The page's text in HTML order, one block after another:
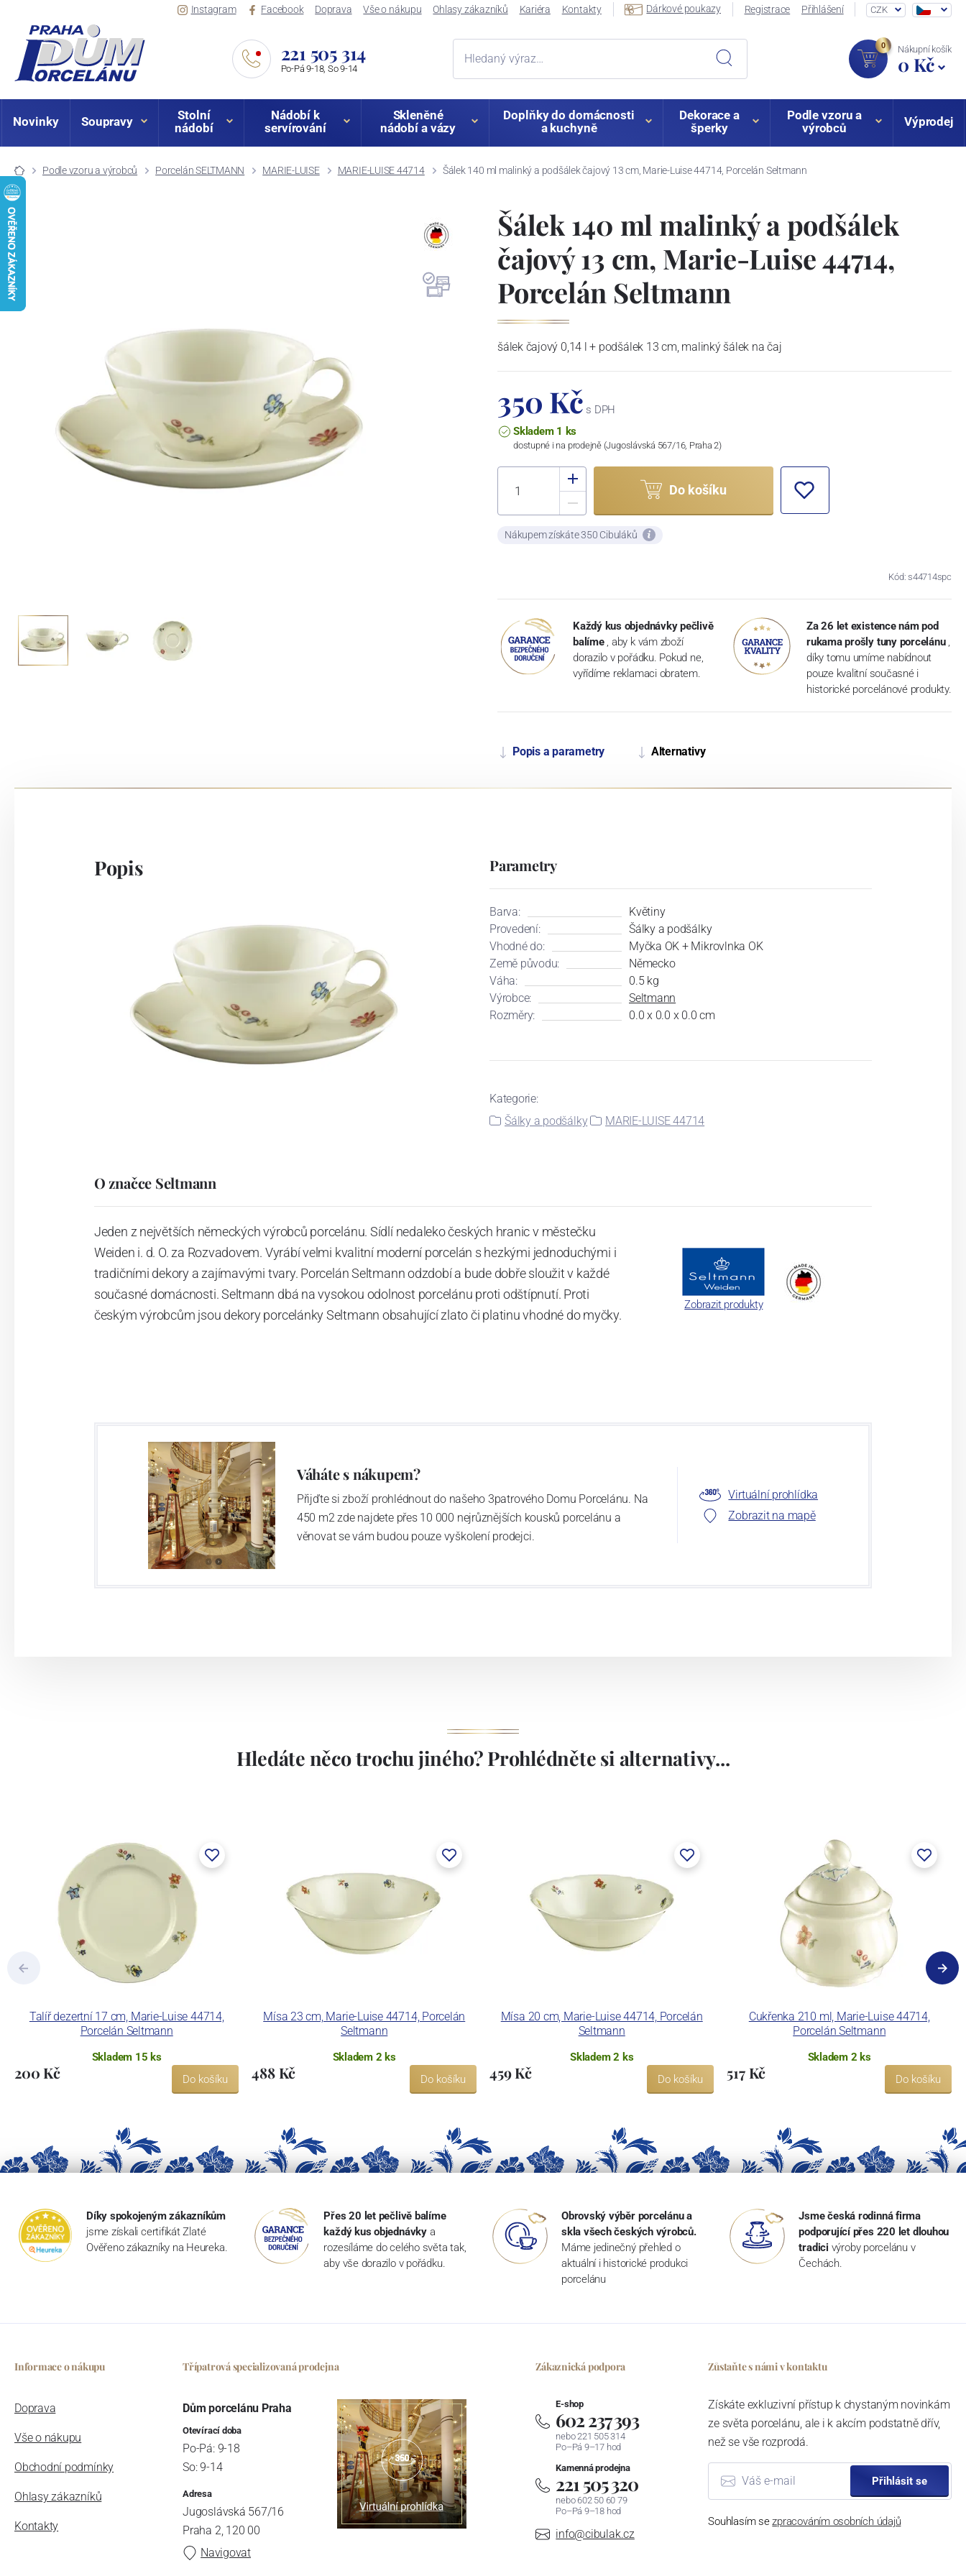
Instagram Facebook Doprava Vše o nákupu Ohlasy zákazníků Kariéra Kontakty Dárkové poukazy Registrace Přihlášení CZK
221 505 314
Po-Pá 9-18, So 9-14
0 Nákupní košík
0 Kč
Novinky Soupravy
Stolní
nádobí
Nádobí k
servírování
Skleněné
nádobí a vázy
Doplňky do domácnosti
a kuchyně
Dekorace a
šperky
Podle vzoru a
výrobců
Výprodej
Podle vzoru a výrobců Porcelán SELTMANN MARIE-LUISE MARIE-LUISE 44714 Šálek 140 ml malinký a podšálek čajový 13 cm, Marie-Luise 44714, Porcelán Seltmann
Šálek 140 ml malinký a podšálek
čajový 13 cm, Marie-Luise 44714,
Porcelán Seltmann
šálek čajový 0,14 l + podšálek 13 cm, malinký šálek na čaj
350 Kč s DPH
Skladem 1 ks
dostupné i na prodejně (Jugoslávská 567/16, Praha 2)
Do košíku
Nákupem získáte 350 Cibuláků
Kód: s44714spc
Každý kus objednávky pečlivě
balíme , aby k vám zboží
dorazilo v pořádku. Pokud ne,
vyřídíme reklamaci obratem.
Za 26 let existence nám pod
rukama prošly tuny porcelánu ,
díky tomu umíme nabídnout
pouze kvalitní současné i
historické porcelánové produkty.
Popis a parametry Alternativy
Popis Parametry
Barva:
Květiny
Provedení:
Šálky a podšálky
Vhodné do:
Myčka OK + Mikrovlnka OK
Země původu:
Německo
Váha:
0.5 kg
Výrobce:
Seltmann
Rozměry:
0.0 x 0.0 x 0.0 cm
Kategorie:
Šálky a podšálky
MARIE-LUISE 44714
O značce Seltmann
Jeden z největších německých výrobců porcelánu. Sídlí nedaleko českých hranic v městečku
Weiden i. d. O. za Rozvadovem. Vyrábí velmi kvalitní moderní porcelán s hezkými jednoduchými i
tradičními dekory a zajímavými tvary. Porcelán Seltmann odzdobí a bude dobře sloužit v každé
současné domácnosti. Seltmann dbá na vysokou odolnost porcelánu proti odštípnutí. Proti
českým výrobcům jsou dekory porcelánky Seltmann obsahující zlato či platinu vhodné do myčky.
Zobrazit produkty
Váháte s nákupem?
Přijďte si zboží prohlédnout do našeho 3patrového Domu Porcelánu. Na
450 m2 zde najdete přes 10 000 nejrůznějších kousků porcelánu a
věnovat se vám budou pouze vyškolení prodejci.
Virtuální prohlídka
Zobrazit na mapě
Hledáte něco trochu jiného? Prohlédněte si alternativy...
Talíř dezertní 17 cm, Marie-Luise 44714,
Porcelán Seltmann
Skladem 15 ks
200 Kč Do košíku
Mísa 23 cm, Marie-Luise 44714, Porcelán
Seltmann
Skladem 2 ks
488 Kč Do košíku
Mísa 20 cm, Marie-Luise 44714, Porcelán
Seltmann
Skladem 2 ks
459 Kč Do košíku
Cukřenka 210 ml, Marie-Luise 44714,
Porcelán Seltmann
Skladem 2 ks
517 Kč Do košíku
Díky spokojeným zákazníkům
jsme získali certifikát Zlaté
Ověřeno zákazníky na Heureka.
Přes 20 let pečlivě balíme
každý kus objednávky a
rozesíláme do celého světa tak,
aby vše dorazilo v pořádku.
Obrovský výběr porcelánu a
skla všech českých výrobců.
Máme jedinečný přehled o
aktuální i historické produkci
porcelánu
Jsme česká rodinná firma
podporující přes 220 let dlouhou
tradici výroby porcelánu v
Čechách.
Informace o nákupu
Doprava
Vše o nákupu
Obchodní podmínky
Ohlasy zákazníků
Kontakty
Třípatrová specializovaná prodejna
Dům porcelánu Praha
Otevírací doba
Po-Pá: 9-18
So: 9-14
Adresa
Jugoslávská 567/16
Praha 2, 120 00
Navigovat
Zákaznická podpora
E-shop
602 237 393
nebo 221 505 314
Po–Pá 9–17 hod
Kamenná prodejna
221 505 320
nebo 602 50 60 79
Po–Pá 9–18 hod
info@cibulak.cz
Zůstaňte s námi v kontaktu
Získáte exkluzivní přístup k chystaným novinkám
ze světa porcelánu, ale i k akcím podstatně dřív,
než se vše rozprodá.
Přihlásit se
Souhlasím sezpracováním osobních údajů